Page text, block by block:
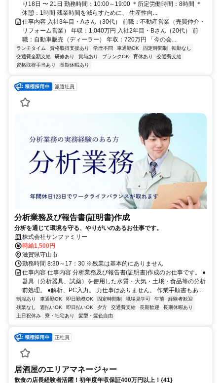
り18日 〜 21日 勤務時間：10:00～19:00 ＊所定労働時間：8時間 ＊
休憩：1時間 残業時間を減らすために、 生産性向...
仕事内容 入社3年目・Aさん（30代） 前職：不動産営業（売買仲介・
リフォーム営業） 年収：1,040万円 入社2年目・Bさん（20代） 前
職：自動車販売（ディーラー） 年収：720万円 「今の会...
ランチタイム 資格取得支援あり 学歴不問 車通勤OK 固定時間制
転勤なし
交通費全額支給
研修あり 賞与あり ブランクOK 育休あり
交通費支給
資格取得手当あり
長期休暇あり
派遣社員
分析業務及び報告書(証明書)作成
分析を通じて環境を守る、やりがいのあるお仕事です。
株式会社サンファミリー
時給1,500円
滋賀県守山市
勤務時間 8:30～17：30 ※残業は基本的にありません
仕事内容 仕事内容 分析業務及び報告書(証明書)作成のお仕事です。 ●
器具（分析器具、試薬）を使用した水質・大気・土壌・食品等の分析
前処理。 ●解析、PC入力。 力仕事はありません。 作業手順書もあ...
制服あり 車通勤OK 即日勤務OK 固定時間制 職場見学可 午前
経験者歓迎
残業なし
週払いOK 即日払いOK 夕方 交通費支給 長期歓迎
長期休暇あり
土日祝休み
寮・社宅あり 髪型・髪色自由
正社員
居酒屋のエリアマネージャー
飲食の店長経験者活躍！初年度年収保証400万円以上！{41}